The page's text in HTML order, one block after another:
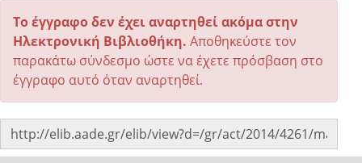
Το έγγραφο δεν έχει αναρτηθεί ακόμα στην
Ηλεκτρονική Βιβλιοθήκη. Αποθηκεύστε τον
παρακάτω σύνδεσμο ώστε να έχετε πρόσβαση στο
έγγραφο αυτό όταν αναρτηθεί.